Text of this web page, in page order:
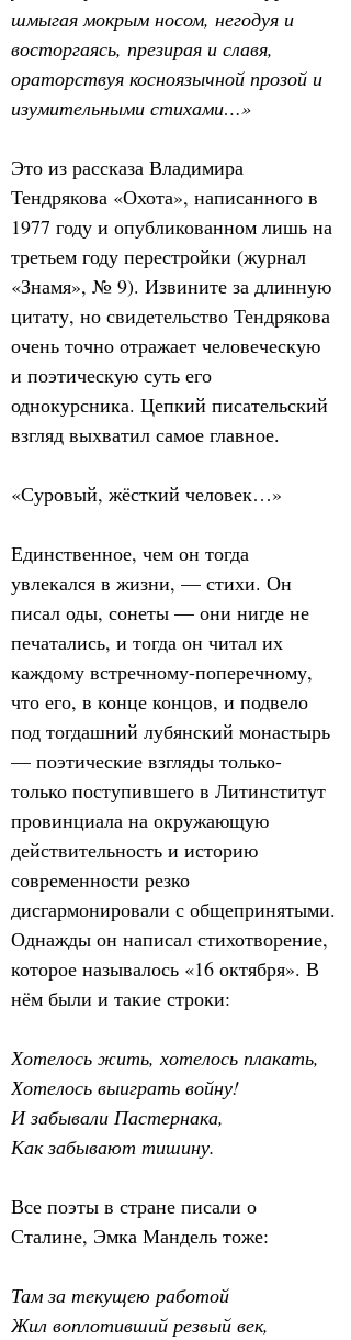
шмыгая мокрым носом, негодуя и
восторгаясь, презирая и славя,
ораторствуя косноязычной прозой и
изумительными стихами…»
Это из рассказа Владимира
Тендрякова «Охота», написанного в
1977 году и опубликованном лишь на
третьем году перестройки (журнал
«Знамя», № 9). Извините за длинную
цитату, но свидетельство Тендрякова
очень точно отражает человеческую
и поэтическую суть его
однокурсника. Цепкий писательский
взгляд выхватил самое главное.
«Суровый, жёсткий человек…»
Единственное, чем он тогда
увлекался в жизни, — стихи. Он
писал оды, сонеты — они нигде не
печатались, и тогда он читал их
каждому встречному-поперечному,
что его, в конце концов, и подвело
под тогдашний лубянский монастырь
— поэтические взгляды только-
только поступившего в Литинститут
провинциала на окружающую
действительность и историю
современности резко
дисгармонировали с общепринятыми.
Однажды он написал стихотворение,
которое называлось «16 октября». В
нём были и такие строки:
Хотелось жить, хотелось плакать,
Хотелось выиграть войну!
И забывали Пастернака,
Как забывают тишину.
Все поэты в стране писали о
Сталине, Эмка Мандель тоже:
Там за текущею работой
Жил воплотивший резвый век,